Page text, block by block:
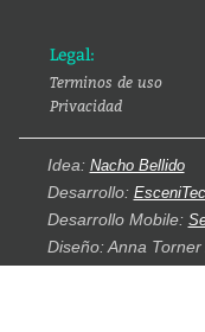
Legal:
Terminos de uso
Privacidad
Idea: Nacho Bellido
Desarrollo:
Desarrollo Mobile:
Diseño: Anna